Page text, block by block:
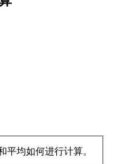
平均如何进行计算。